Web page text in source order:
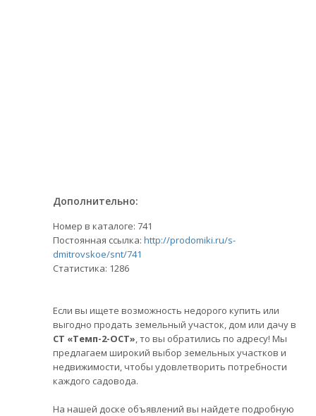
Дополнительно:
Номер в каталоге: 741
Постоянная ссылка: http://prodomiki.ru/s-
dmitrovskoe/snt/741
Статистика: 1286
Если вы ищете возможность недорого купить или
выгодно продать земельный участок, дом или дачу в
СТ «Темп-2-ОСТ», то вы обратились по адресу! Мы
предлагаем широкий выбор земельных участков и
недвижимости, чтобы удовлетворить потребности
каждого садовода.
На нашей доске объявлений вы найдете подробную